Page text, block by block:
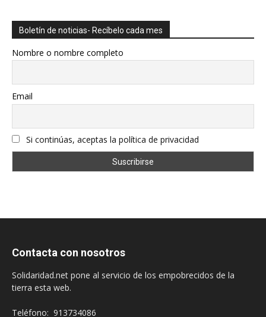
Boletín de noticias- Recíbelo cada mes
Nombre o nombre completo
Email
Si continúas, aceptas la política de privacidad
Contacta con nosotros
Solidaridad.net pone al servicio de los empobrecidos de la
tierra esta web.
Teléfono: 913734086